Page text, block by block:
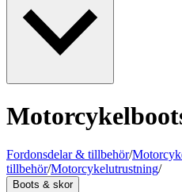
Fordonsdelar & tillbehör/
tillbehör/Motorcykelutrustning/
Boots & skor